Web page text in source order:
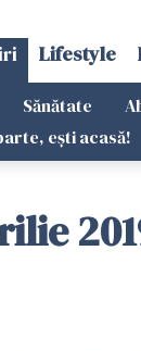
Lifestyle
Sănătate
ești acasă!